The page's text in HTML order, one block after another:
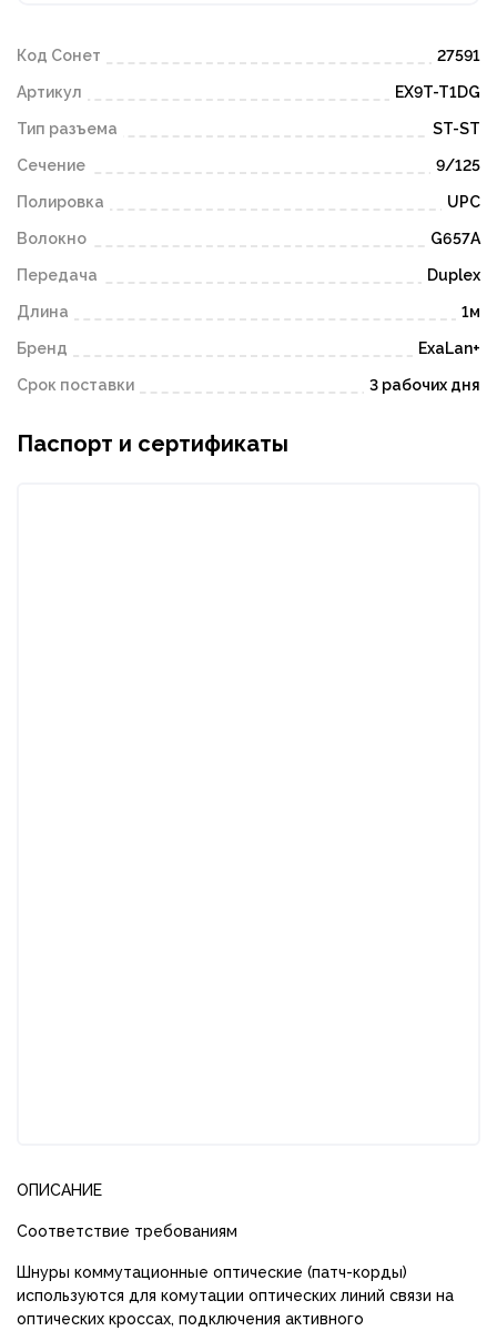
Код Сонет 27591
Артикул EX9T-T1DG
Тип разъема ST-ST
Сечение 9/125
Полировка UPC
Волокно G657A
Передача Duplex
Длина 1м
Бренд ExaLan+
Срок поставки 3 рабочих дня
Паспорт и сертификаты
ОПИСАНИЕ
Соответствие требованиям
Шнуры коммутационные оптические (патч-корды)
используются для комутации оптических линий связи на
оптических кроссах, подключения активного